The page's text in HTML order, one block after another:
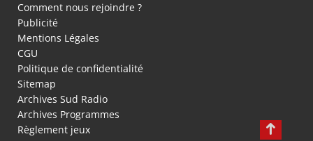
Comment nous rejoindre ?
Publicité
Mentions Légales
CGU
Politique de confidentialité
Sitemap
Archives Sud Radio
Archives Programmes
Règlement jeux